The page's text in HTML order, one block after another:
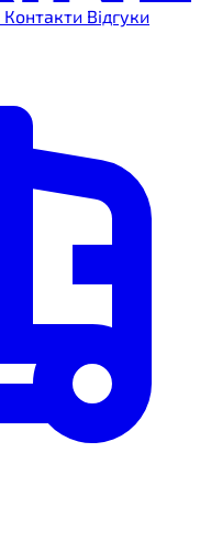
Контакти Відгуки